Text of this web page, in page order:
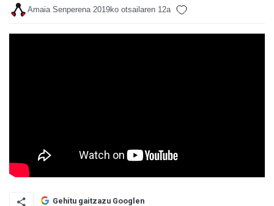
Amaia Senperena 2019ko otsailaren 12a
Gehitu gaitzazu Googlen